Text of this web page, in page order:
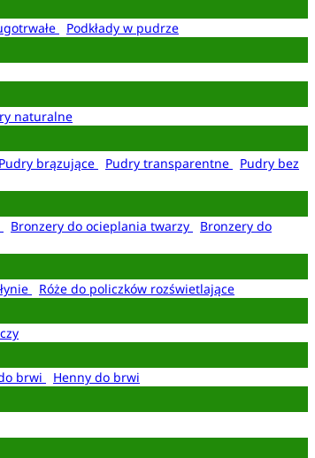
Podkłady w pudrze
naturalne
Pudry brązujące Pudry transparentne
Pudry bez
Bronzery do ocieplania twarzy
Bronzery do
Róże do policzków rozświetlające
brwi
Henny do brwi